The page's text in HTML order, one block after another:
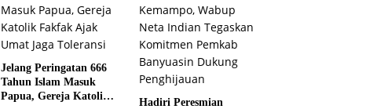
Jelang Peringatan 666
Tahun Islam Masuk
Papua, Gereja Katolik
Hadiri Peresmian